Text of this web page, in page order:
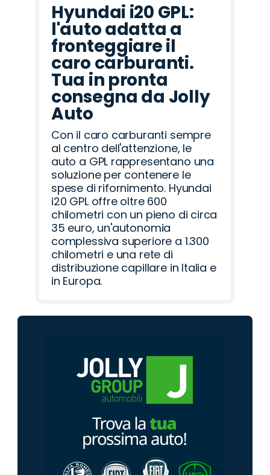
Hyundai i20 GPL:
l'auto adatta a
fronteggiare il
caro carburanti.
Tua in pronta
consegna da Jolly
Auto
Con il caro carburanti sempre
al centro dell'attenzione, le
auto a GPL rappresentano una
soluzione per contenere le
spese di rifornimento. Hyundai
i20 GPL offre oltre 600
chilometri con un pieno di circa
35 euro, un'autonomia
complessiva superiore a 1.300
chilometri e una rete di
distribuzione capillare in Italia e
in Europa.